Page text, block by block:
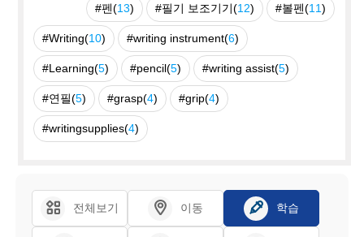
#펜(13) #필기 보조기기(12) #볼펜(11)
#Writing(10) #writing instrument(6)
#Learning(5) #pencil(5) #writing assist(5)
#연필(5) #grasp(4) #grip(4)
#writingsupplies(4)
전체보기 이동 학습